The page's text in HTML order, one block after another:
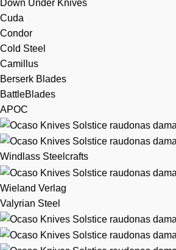
Down Under Knives
Cuda
Condor
Cold Steel
Camillus
Berserk Blades
BattleBlades
APOC
Windlass Steelcrafts
Wieland Verlag
Valyrian Steel